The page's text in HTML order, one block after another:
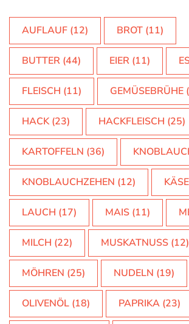
AUFLAUF (12) BROT (11)
BUTTER (44) EIER (11)
FLEISCH (11) GEMÜSEBRÜHE
HACK(23) HACKFLEISCH (25)
KARTOFFELN (36)
KNOBLAUCHZEHEN (12) KÄSE
LAUCH (17) MAIS (11)
MILCH (22) MUSKATNUSS (12)
MÖHREN (25) NUDELN (19)
OLIVENÖL (18) PAPRIKA (23)